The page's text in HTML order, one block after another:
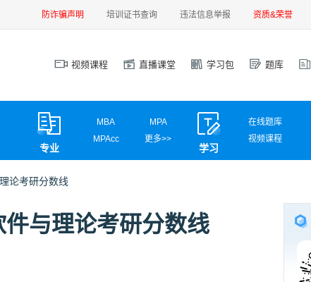
防诈骗声明 培训证书查询 违法信息举报 资质&荣誉
视频课程 直播课堂 学习包 题库
专业
MBA
MPA
MPAcc
更多>>
新闻传播
国际商务
学习
在线题库
视频课程
论考研分数线
件与理论考研分数线